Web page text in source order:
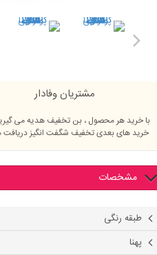
مشتریان وفادار
با خرید هر محصول ، بن تخفیف هدیه می
خرید های بعدی تخفیف شگفت انگیز دریافت
مشخصات
طبقه رنگی
پهنا